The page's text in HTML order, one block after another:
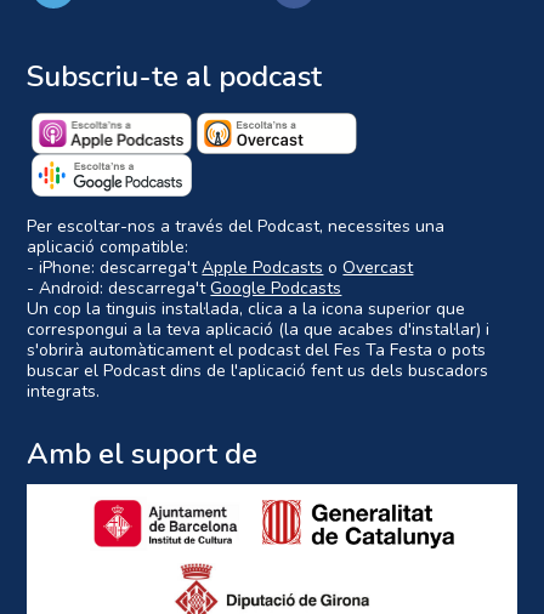
Subscriu-te al podcast
Per escoltar-nos a través del Podcast, necessites una
aplicació compatible:
- iPhone: descarrega'tApple Podcasts oOvercast
- Android: descarrega'tGoogle Podcasts
Un cop la tinguis instal·lada, clica a la icona superior que
correspongui a la teva aplicació (la que acabes d'instal·lar) i
s'obrirà automàticament el podcast del Fes Ta Festa o pots
buscar el Podcast dins de l'aplicació fent us dels buscadors
integrats.
Amb el suport de